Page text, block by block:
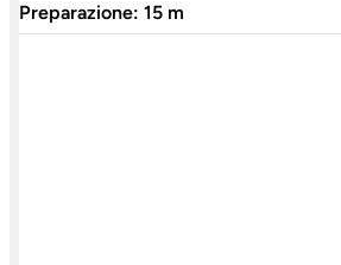
Preparazione: 15 m